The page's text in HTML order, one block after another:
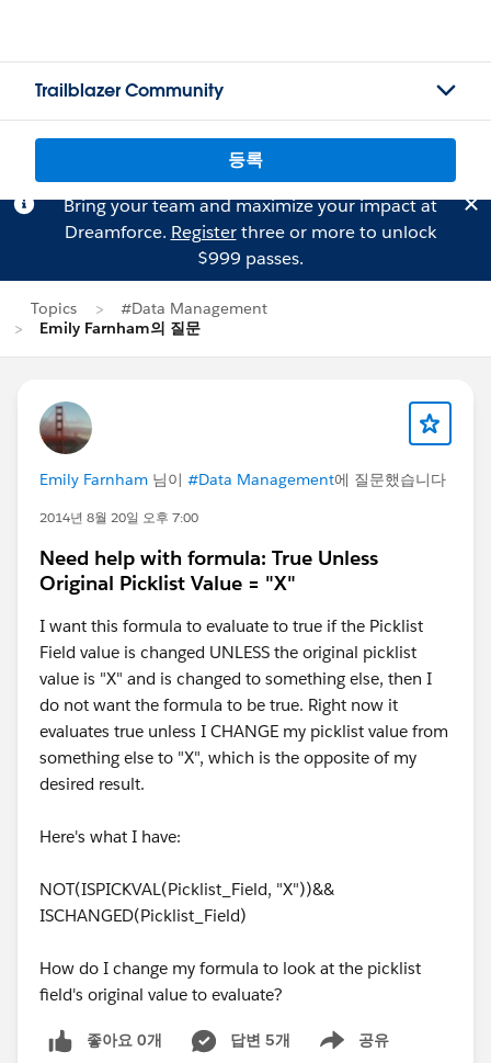
Trailblazer Community
등록
Bring your team and maximize your impact at
Dreamforce. Registerthree or more to unlock
$999 passes.
Topics
#Data Management
Emily Farnham의 질문
Emily Farnham 님이 #Data Management에 질문했습니다
2014년 8월 20일 오후 7:00
Need help with formula: True Unless
Original Picklist Value = "X"
I want this formula to evaluate to true if the Picklist
Field value is changed UNLESS the original picklist
value is "X" and is changed to something else, then I
do not want the formula to be true. Right now it
evaluates true unless I CHANGE my picklist value from
something else to "X", which is the opposite of my
desired result.
Here's what I have:
NOT(ISPICKVAL(Picklist_Field, "X"))&&
ISCHANGED(Picklist_Field)
How do I change my formula to look at the picklist
field's original value to evaluate?
좋아요 0개 답변 5개 공유
Show menu